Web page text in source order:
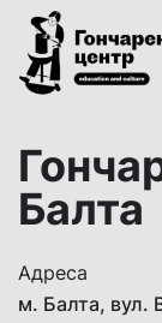
мережа
відкритих
освітньо-
просторів
Балта
Адреса
м. Балта, вул.